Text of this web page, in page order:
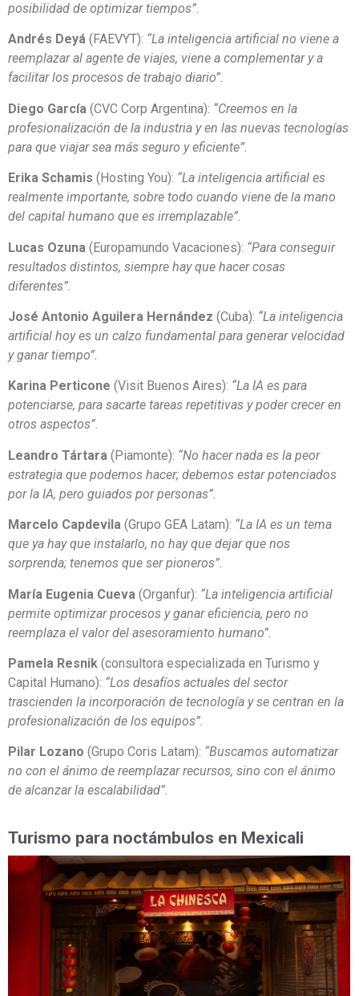
posibilidad de optimizar tiempos”.
Andrés Deyá (FAEVYT): “La inteligencia artificial no viene a
reemplazar al agente de viajes, viene a complementar y a
facilitar los procesos de trabajo diario”.
Diego García (CVC Corp Argentina): “Creemos en la
profesionalización de la industria y en las nuevas tecnologías
para que viajar sea más seguro y eficiente”.
Erika Schamis (Hosting You): “La inteligencia artificial es
realmente importante, sobre todo cuando viene de la mano
del capital humano que es irremplazable”.
Lucas Ozuna (Europamundo Vacaciones): “Para conseguir
resultados distintos, siempre hay que hacer cosas
diferentes”.
José Antonio Aguilera Hernández (Cuba): “La inteligencia
artificial hoy es un calzo fundamental para generar velocidad
y ganar tiempo”.
Karina Perticone (Visit Buenos Aires): “La IA es para
potenciarse, para sacarte tareas repetitivas y poder crecer en
otros aspectos”.
Leandro Tártara (Piamonte): “No hacer nada es la peor
estrategia que podemos hacer; debemos estar potenciados
por la IA, pero guiados por personas”.
Marcelo Capdevila (Grupo GEA Latam): “La IA es un tema
que ya hay que instalarlo, no hay que dejar que nos
sorprenda; tenemos que ser pioneros”.
María Eugenia Cueva (Organfur): “La inteligencia artificial
permite optimizar procesos y ganar eficiencia, pero no
reemplaza el valor del asesoramiento humano”.
Pamela Resnik (consultora especializada en Turismo y
Capital Humano): “Los desafíos actuales del sector
trascienden la incorporación de tecnología y se centran en la
profesionalización de los equipos”.
Pilar Lozano (Grupo Coris Latam): “Buscamos automatizar
no con el ánimo de reemplazar recursos, sino con el ánimo
de alcanzar la escalabilidad”.
Turismo para noctámbulos en Mexicali